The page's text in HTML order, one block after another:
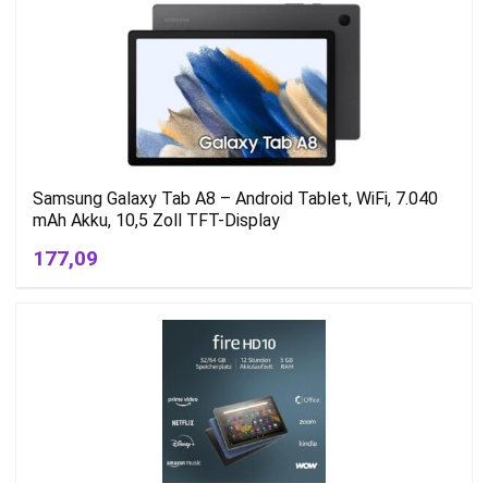
Samsung Galaxy Tab A8 – Android Tablet, WiFi, 7.040
mAh Akku, 10,5 Zoll TFT-Display
177,09